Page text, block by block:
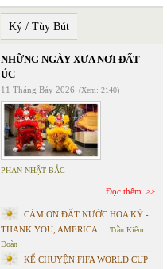
Ký / Tùy Bút
NHỮNG NGÀY XƯA NƠI ĐẤT
ÚC
11 Tháng Bảy 2026 (Xem: 2140)
PHAN NHẬT BẮC
Đọc thêm
CÁM ƠN ĐẤT NƯỚC HOA KỲ -
THANK YOU, AMERICA
Trần Kiêm
Đoàn
KỂ CHUYỆN FIFA WORLD CUP